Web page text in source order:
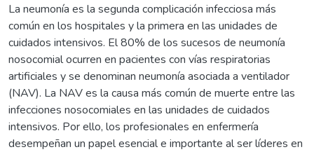
La neumonía es la segunda complicación infecciosa más
común en los hospitales y la primera en las unidades de
cuidados intensivos. El 80% de los sucesos de neumonía
nosocomial ocurren en pacientes con vías respiratorias
artificiales y se denominan neumonía asociada a ventilador
(NAV). La NAV es la causa más común de muerte entre las
infecciones nosocomiales en las unidades de cuidados
intensivos. Por ello, los profesionales en enfermería
desempeñan un papel esencial e importante al ser líderes en